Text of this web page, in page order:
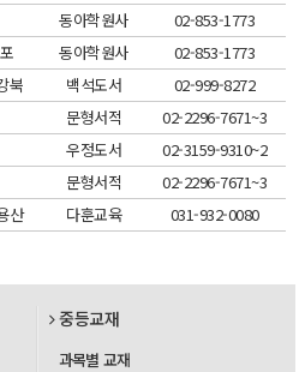
동아학원사 02-853-1773
동아학원사 02-853-1773
북 백석도서 02-999-8272
문형서적 02-2296-7671~3
우정도서 02-3159-9310~2
문형서적 02-2296-7671~3
산 다훈교육 031-932-0080
중등교재
과목별 교재